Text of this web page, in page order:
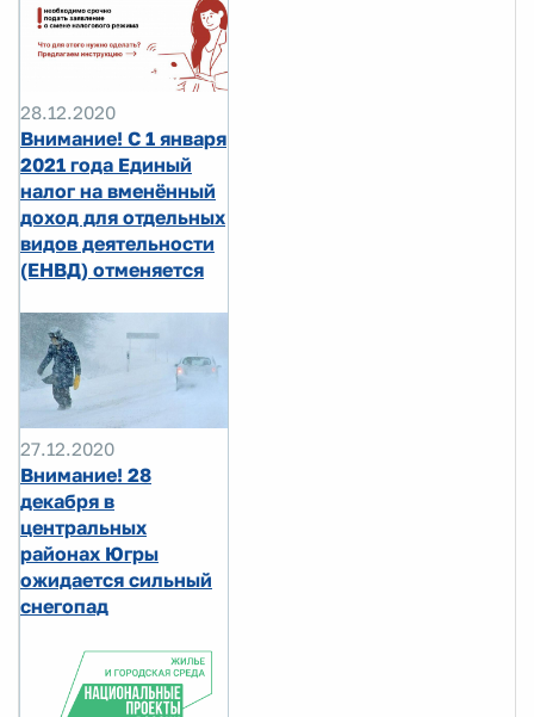
28.12.2020
Внимание! С 1 января
2021 года Единый
налог на вменённый
доход для отдельных
видов деятельности
(ЕНВД) отменяется
27.12.2020
Внимание! 28
декабря в
центральных
районах Югры
ожидается сильный
снегопад